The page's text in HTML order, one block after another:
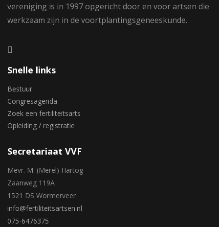
vereniging is in 1997 opgericht door en voor artsen die
werkzaam zijn in de voortplantingsgeneeskunde.
Snelle links
Bestuur
Congresagenda
Zoek een fertiliteitsarts
Opleiding / registratie
Secretariaat VVF
Mevr. M. (Merel) Hartog
Zaanweg 119A
1521 DS Wormerveer
info@fertiliteitsartsen.nl
075-6476375